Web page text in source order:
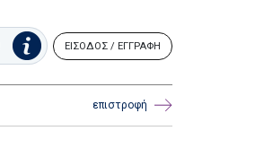
ΕΙΣΟΔΟΣ / ΕΓΓΡΑΦΗ
επιστροφή